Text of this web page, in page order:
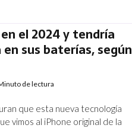
el 2024 y tendría
sus baterías, según
de lectura
que esta nueva tecnología
vimos al iPhone original de la